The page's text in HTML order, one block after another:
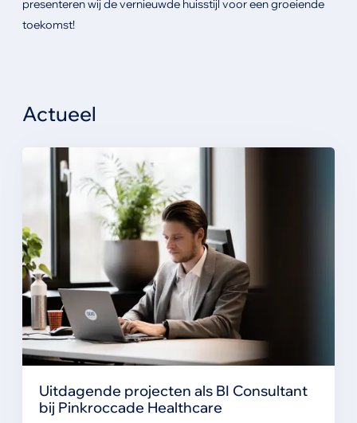
presenteren wij de vernieuwde huisstijl voor een groeiende
toekomst!
Actueel
Uitdagende projecten als BI Consultant
bij Pinkroccade Healthcare